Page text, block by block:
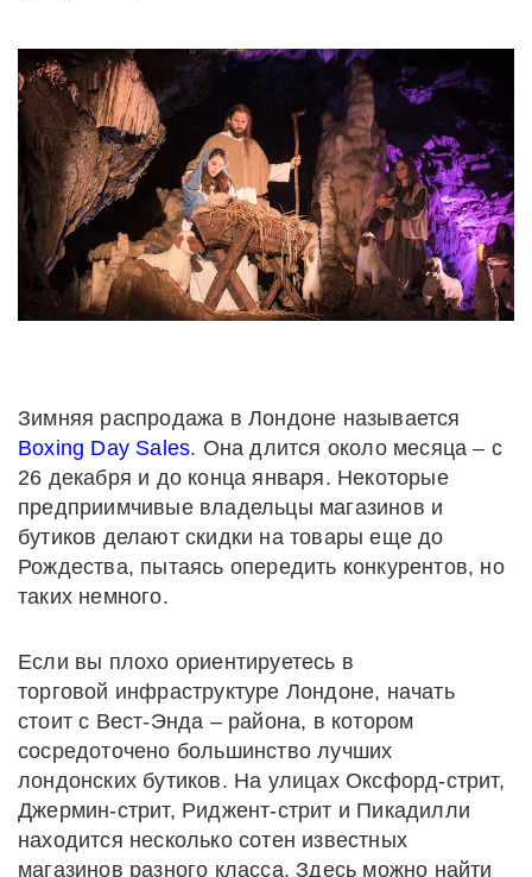
Зимняя распродажа в Лондоне называется
Boxing Day Sales. Она длится около месяца – с
26 декабря и до конца января. Некоторые
предприимчивые владельцы магазинов и
бутиков делают скидки на товары еще до
Рождества, пытаясь опередить конкурентов, но
таких немного.
Если вы плохо ориентируетесь в
торговой инфраструктуре Лондоне, начать
стоит с Вест-Энда – района, в котором
сосредоточено большинство лучших
лондонских бутиков. На улицах Оксфорд-стрит,
Джермин-стрит, Риджент-стрит и Пикадилли
находится несколько сотен известных
магазинов разного класса. Здесь можно найти